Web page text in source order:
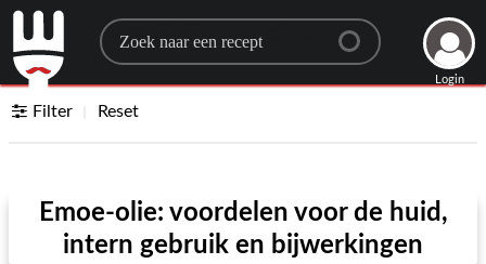
Search for a recipe
Login
Filter Reset
Emoe-olie: voordelen voor de huid,
intern gebruik en bijwerkingen